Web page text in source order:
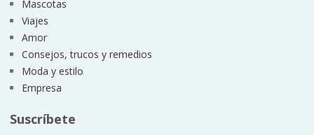
Mascotas
Viajes
Amor
Consejos, trucos y remedios
Moda y estilo
Empresa
Suscríbete